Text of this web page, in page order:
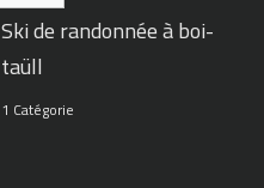
Ski de randonnée à boi-
taüll
1 Catégorie